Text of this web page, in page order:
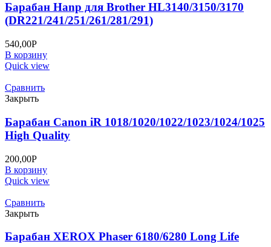
Барабан Hanp для Brother HL3140/3150/3170
(DR221/241/251/261/281/291)
540,00Р
В корзину
Quick view
Сравнить
Закрыть
Барабан Canon iR 1018/1020/1022/1023/1024/1025
High Quality
200,00Р
В корзину
Quick view
Сравнить
Закрыть
Барабан XEROX Phaser 6180/6280 Long Life